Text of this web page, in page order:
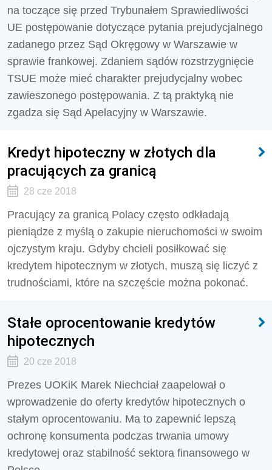
na toczące się przed Trybunałem Sprawiedliwości
UE postępowanie dotyczące pytania prejudycjalnego
zadanego przez Sąd Okręgowy w Warszawie w
sprawie frankowej. Zdaniem sądów rozstrzygnięcie
TSUE może mieć charakter prejudycjalny wobec
zawieszonego postępowania. Z tą praktyką nie
zgadza się Sąd Apelacyjny w Warszawie.
Kredyt hipoteczny w złotych dla
pracujących za granicą
28 cze 2018
Pracujący za granicą Polacy często odkładają
pieniądze z myślą o zakupie nieruchomości w swoim
ojczystym kraju. Gdyby chcieli posiłkować się
kredytem hipotecznym w złotych, muszą się liczyć z
trudnościami, które na szczęście można pokonać.
Stałe oprocentowanie kredytów
hipotecznych
20 cze 2018
Prezes UOKiK Marek Niechciał zaapelował o
wprowadzenie do oferty kredytów hipotecznych o
stałym oprocentowaniu. Ma to zapewnić lepszą
ochronę konsumenta podczas trwania umowy
kredytowej oraz stabilność sektora finansowego w